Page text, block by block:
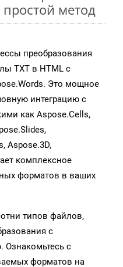
метод
преобразования
TXT в HTML с
Это мощное
интеграцию с
как Aspose.Cells,
Aspose.3D,
комплексное
форматов в ваших
типов файлов,
с
Ознакомьтесь с
форматов на